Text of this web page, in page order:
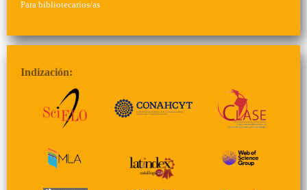
Para bibliotecarios/as
Indización: